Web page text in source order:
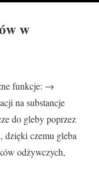
w
funkcje: →
na substancje
do gleby poprzez
dzięki czemu gleba
odżywczych,